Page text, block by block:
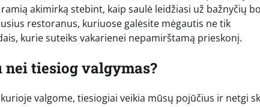
akimirką stebint, kaip saulė leidžiasi už bažnyčių
restoranus, kuriuose galėsite mėgautis ne tik
kurie suteiks vakarienei nepamirštamą prieskonį.
tiesiog valgymas?
valgome, tiesiogiai veikia mūsų pojūčius ir netgi